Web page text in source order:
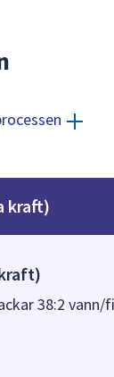
kraft)
38:2